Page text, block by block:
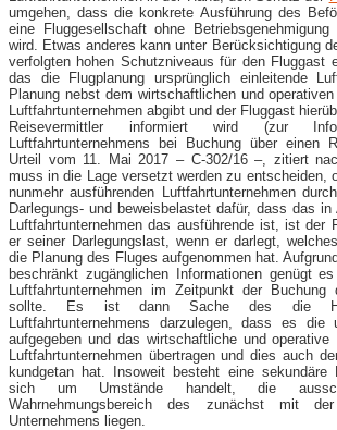
umgehen, dass die konkrete Ausführung des
eine Fluggesellschaft ohne
wird. Etwas anderes kann unter Berücksichtigung
verfolgten hohen Schutzniveaus für den Fluggast
das die Flugplanung ursprünglich einleitende
Planung nebst dem wirtschaftlichen und
Luftfahrtunternehmen abgibt und der Fluggast
Reisevermittler informiert wird (zur
Luftfahrtunternehmens bei Buchung über einen
Urteil vom 11. Mai 2017 – C-302/16 –, zitiert
muss in die Lage versetzt werden zu entscheiden,
nunmehr ausführenden Luftfahrtunternehmen
Darlegungs- und beweisbelastet dafür, dass das in
Luftfahrtunternehmen das ausführende ist, ist der
er seiner Darlegungslast, wenn er darlegt,
die Planung des Fluges aufgenommen hat.
beschränkt zugänglichen Informationen genügt
Luftfahrtunternehmen im Zeitpunkt der Buchung
sollte. Es ist dann Sache des die
Luftfahrtunternehmens darzulegen, dass es die
aufgegeben und das wirtschaftliche und
Luftfahrtunternehmen übertragen und dies auch
kundgetan hat. Insoweit besteht eine sekundäre
sich um Umstände handelt, die
Wahrnehmungsbereich des zunächst mit
Unternehmens liegen.